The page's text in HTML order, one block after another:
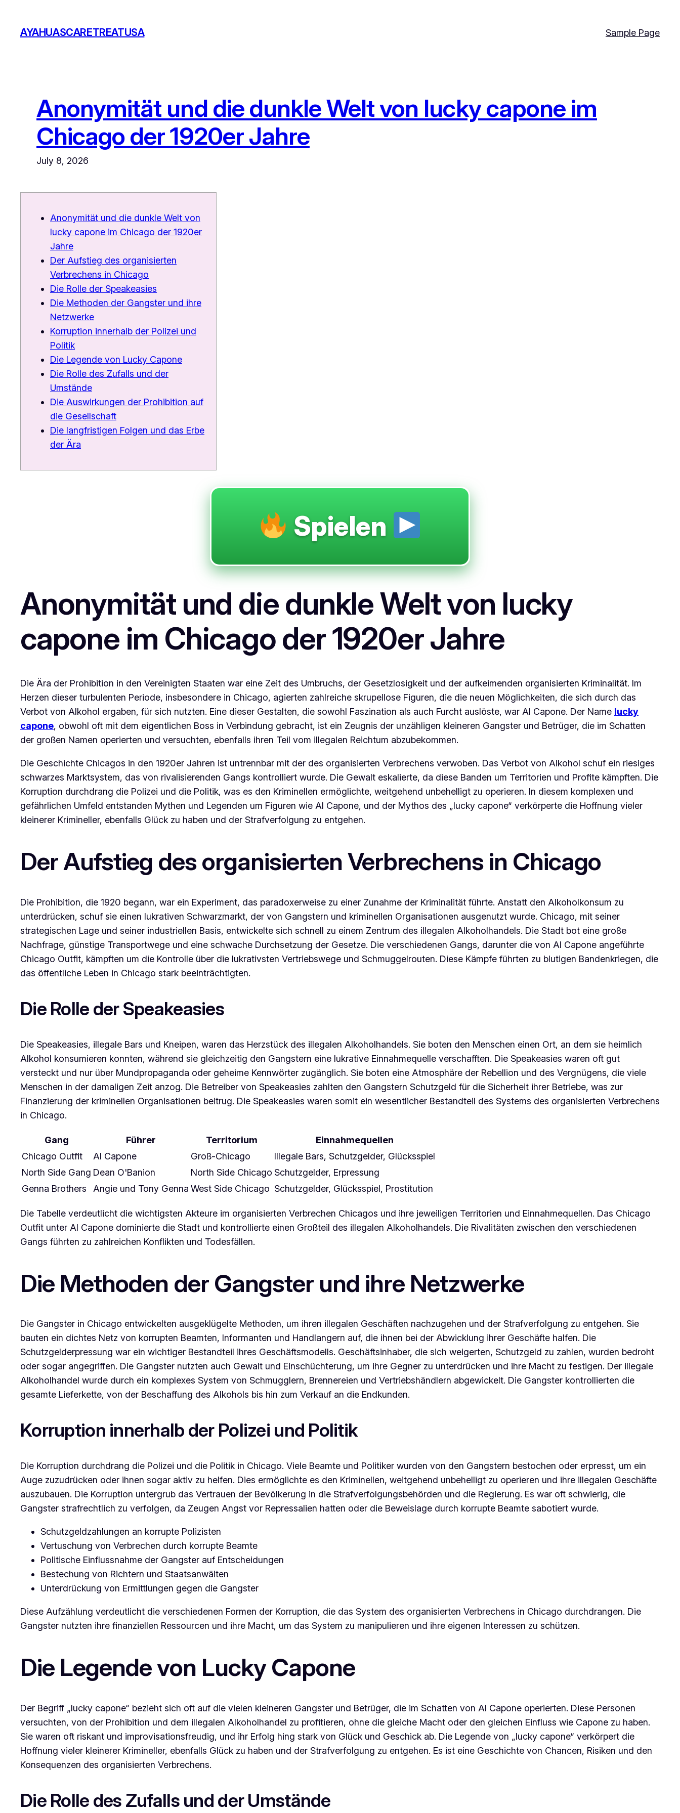
content
AYAHUASCARETREATUSA Sample Page
Anonymität und die dunkle Welt von lucky capone im
Chicago der 1920er Jahre
July 8, 2026
Anonymität und die dunkle Welt von
lucky capone im Chicago der 1920er
Jahre
Der Aufstieg des organisierten
Verbrechens in Chicago
Die Rolle der Speakeasies
Die Methoden der Gangster und ihre
Netzwerke
Korruption innerhalb der Polizei und
Politik
Die Legende von Lucky Capone
Die Rolle des Zufalls und der
Umstände
Die Auswirkungen der Prohibition auf
die Gesellschaft
Die langfristigen Folgen und das Erbe
der Ära
Spielen
Anonymität und die dunkle Welt von lucky
capone im Chicago der 1920er Jahre
Die Ära der Prohibition in den Vereinigten Staaten war eine Zeit des Umbruchs, der Gesetzlosigkeit und der aufkeimenden organisierten Kriminalität. Im
Herzen dieser turbulenten Periode, insbesondere in Chicago, agierten zahlreiche skrupellose Figuren, die die neuen Möglichkeiten, die sich durch das
Verbot von Alkohol ergaben, für sich nutzten. Eine dieser Gestalten, die sowohl Faszination als auch Furcht auslöste, war Al Capone. Der Name lucky
capone, obwohl oft mit dem eigentlichen Boss in Verbindung gebracht, ist ein Zeugnis der unzähligen kleineren Gangster und Betrüger, die im Schatten
der großen Namen operierten und versuchten, ebenfalls ihren Teil vom illegalen Reichtum abzubekommen.
Die Geschichte Chicagos in den 1920er Jahren ist untrennbar mit der des organisierten Verbrechens verwoben. Das Verbot von Alkohol schuf ein riesiges
schwarzes Marktsystem, das von rivalisierenden Gangs kontrolliert wurde. Die Gewalt eskalierte, da diese Banden um Territorien und Profite kämpften. Die
Korruption durchdrang die Polizei und die Politik, was es den Kriminellen ermöglichte, weitgehend unbehelligt zu operieren. In diesem komplexen und
gefährlichen Umfeld entstanden Mythen und Legenden um Figuren wie Al Capone, und der Mythos des „lucky capone“ verkörperte die Hoffnung vieler
kleinerer Krimineller, ebenfalls Glück zu haben und der Strafverfolgung zu entgehen.
Der Aufstieg des organisierten Verbrechens in Chicago
Die Prohibition, die 1920 begann, war ein Experiment, das paradoxerweise zu einer Zunahme der Kriminalität führte. Anstatt den Alkoholkonsum zu
unterdrücken, schuf sie einen lukrativen Schwarzmarkt, der von Gangstern und kriminellen Organisationen ausgenutzt wurde. Chicago, mit seiner
strategischen Lage und seiner industriellen Basis, entwickelte sich schnell zu einem Zentrum des illegalen Alkoholhandels. Die Stadt bot eine große
Nachfrage, günstige Transportwege und eine schwache Durchsetzung der Gesetze. Die verschiedenen Gangs, darunter die von Al Capone angeführte
Chicago Outfit, kämpften um die Kontrolle über die lukrativsten Vertriebswege und Schmuggelrouten. Diese Kämpfe führten zu blutigen Bandenkriegen, die
das öffentliche Leben in Chicago stark beeinträchtigten.
Die Rolle der Speakeasies
Die Speakeasies, illegale Bars und Kneipen, waren das Herzstück des illegalen Alkoholhandels. Sie boten den Menschen einen Ort, an dem sie heimlich
Alkohol konsumieren konnten, während sie gleichzeitig den Gangstern eine lukrative Einnahmequelle verschafften. Die Speakeasies waren oft gut
versteckt und nur über Mundpropaganda oder geheime Kennwörter zugänglich. Sie boten eine Atmosphäre der Rebellion und des Vergnügens, die viele
Menschen in der damaligen Zeit anzog. Die Betreiber von Speakeasies zahlten den Gangstern Schutzgeld für die Sicherheit ihrer Betriebe, was zur
Finanzierung der kriminellen Organisationen beitrug. Die Speakeasies waren somit ein wesentlicher Bestandteil des Systems des organisierten Verbrechens
in Chicago.
Gang Führer Territorium
Einnahmequellen
Chicago Outfit
Al Capone Groß-Chicago
Illegale Bars, Schutzgelder, Glücksspiel
North Side Gang Dean O'Banion North Side Chicago Schutzgelder, Erpressung
Genna Brothers
Angie und Tony Genna West Side Chicago Schutzgelder, Glücksspiel, Prostitution
Die Tabelle verdeutlicht die wichtigsten Akteure im organisierten Verbrechen Chicagos und ihre jeweiligen Territorien und Einnahmequellen. Das Chicago
Outfit unter Al Capone dominierte die Stadt und kontrollierte einen Großteil des illegalen Alkoholhandels. Die Rivalitäten zwischen den verschiedenen
Gangs führten zu zahlreichen Konflikten und Todesfällen.
Die Methoden der Gangster und ihre Netzwerke
Die Gangster in Chicago entwickelten ausgeklügelte Methoden, um ihren illegalen Geschäften nachzugehen und der Strafverfolgung zu entgehen. Sie
bauten ein dichtes Netz von korrupten Beamten, Informanten und Handlangern auf, die ihnen bei der Abwicklung ihrer Geschäfte halfen. Die
Schutzgelderpressung war ein wichtiger Bestandteil ihres Geschäftsmodells. Geschäftsinhaber, die sich weigerten, Schutzgeld zu zahlen, wurden bedroht
oder sogar angegriffen. Die Gangster nutzten auch Gewalt und Einschüchterung, um ihre Gegner zu unterdrücken und ihre Macht zu festigen. Der illegale
Alkoholhandel wurde durch ein komplexes System von Schmugglern, Brennereien und Vertriebshändlern abgewickelt. Die Gangster kontrollierten die
gesamte Lieferkette, von der Beschaffung des Alkohols bis hin zum Verkauf an die Endkunden.
Korruption innerhalb der Polizei und Politik
Die Korruption durchdrang die Polizei und die Politik in Chicago. Viele Beamte und Politiker wurden von den Gangstern bestochen oder erpresst, um ein
Auge zuzudrücken oder ihnen sogar aktiv zu helfen. Dies ermöglichte es den Kriminellen, weitgehend unbehelligt zu operieren und ihre illegalen Geschäfte
auszubauen. Die Korruption untergrub das Vertrauen der Bevölkerung in die Strafverfolgungsbehörden und die Regierung. Es war oft schwierig, die
Gangster strafrechtlich zu verfolgen, da Zeugen Angst vor Repressalien hatten oder die Beweislage durch korrupte Beamte sabotiert wurde.
Schutzgeldzahlungen an korrupte Polizisten
Vertuschung von Verbrechen durch korrupte Beamte
Politische Einflussnahme der Gangster auf Entscheidungen
Bestechung von Richtern und Staatsanwälten
Unterdrückung von Ermittlungen gegen die Gangster
Diese Aufzählung verdeutlicht die verschiedenen Formen der Korruption, die das System des organisierten Verbrechens in Chicago durchdrangen. Die
Gangster nutzten ihre finanziellen Ressourcen und ihre Macht, um das System zu manipulieren und ihre eigenen Interessen zu schützen.
Die Legende von Lucky Capone
Der Begriff „lucky capone“ bezieht sich oft auf die vielen kleineren Gangster und Betrüger, die im Schatten von Al Capone operierten. Diese Personen
versuchten, von der Prohibition und dem illegalen Alkoholhandel zu profitieren, ohne die gleiche Macht oder den gleichen Einfluss wie Capone zu haben.
Sie waren oft riskant und improvisationsfreudig, und ihr Erfolg hing stark von Glück und Geschick ab. Die Legende von „lucky capone“ verkörpert die
Hoffnung vieler kleinerer Krimineller, ebenfalls Glück zu haben und der Strafverfolgung zu entgehen. Es ist eine Geschichte von Chancen, Risiken und den
Konsequenzen des organisierten Verbrechens.
Die Rolle des Zufalls und der Umstände